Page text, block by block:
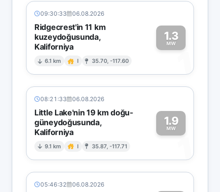
09:30:33 06.08.2026
Ridgecrest'in 11 km
kuzeydoğusunda,
Kaliforniya
6.1 km I 35.70, -117.60
1.3
MW
1
08:21:33 06.08.2026
Little Lake'nin 19 km doğu-
güneydoğusunda,
Kaliforniya
9.1 km I 35.87, -117.71
1.9
MW
1
05:46:32 06.08.2026